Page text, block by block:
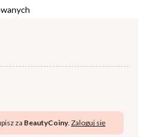
za BeautyCoiny. Zaloguj się